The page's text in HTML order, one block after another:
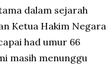
dalam sejarah
Ketua Hakim Negara
had umur 66
masih menunggu